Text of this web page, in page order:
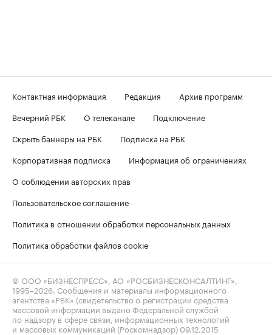
Контактная информация Редакция
Архив программ
Вечерний РБК
О телеканале
Подключение
Скрыть баннеры на РБК
Подписка на РБК
Корпоративная подписка
Информация об ограничениях
О соблюдении авторских прав
Пользовательское соглашение
Политика в отношении обработки персональных данных
Политика обработки файлов cookie
© ООО «БИЗНЕСПРЕСС», АО «РОСБИЗНЕСКОНСАЛТИНГ»,
1995–2026 . Сообщения и материалы информационного
агентства «РБК» (свидетельство о регистрации средства
массовой информации выдано Федеральной службой
по надзору в сфере связи, информационных технологий
и массовых коммуникаций (Роскомнадзор) 09.12.2015